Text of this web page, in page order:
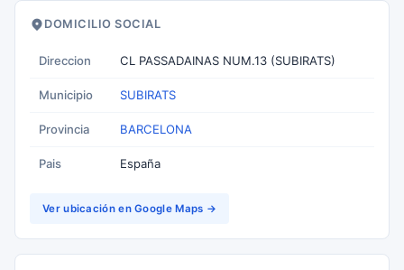
DOMICILIO SOCIAL
Direccion CL PASSADAINAS NUM.13 (SUBIRATS)
Municipio SUBIRATS
Provincia BARCELONA
Pais España
Ver ubicación en Google Maps →